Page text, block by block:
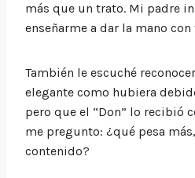
más que un trato. Mi padre
enseñarme a dar la mano
También le escuché
elegante como hubiera
pero que el “Don” lo recibió
me pregunto: ¿qué pesa
contenido?